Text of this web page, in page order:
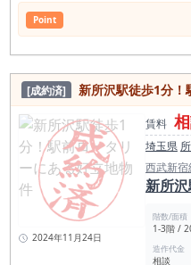
Point
[成約済] 新所沢駅徒歩1分！
2024年11月24日
賃料
埼玉県
西武新宿
新所
階数/面積
1-3階 /
造作代金
相談